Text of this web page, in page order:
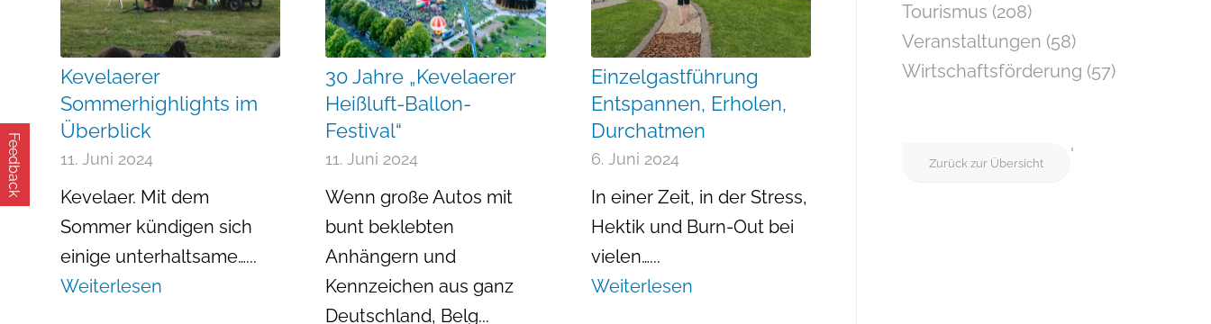
Feedback
Kevelaerer
Sommerhighlights im
Überblick
11. Juni 2024
Kevelaer. Mit dem
Sommer kündigen sich
einige unterhaltsame…...
Weiterlesen
30 Jahre „Kevelaerer
Heißluft-Ballon-
Festival“
11. Juni 2024
Wenn große Autos mit
bunt beklebten
Anhängern und
Kennzeichen aus ganz
Deutschland, Belg...
Einzelgastführung
Entspannen, Erholen,
Durchatmen
6. Juni 2024
In einer Zeit, in der Stress,
Hektik und Burn-Out bei
vielen…...
Weiterlesen
Tourismus (208)
Veranstaltungen (58)
Wirtschaftsförderung (57)
Zurück zur Übersicht '